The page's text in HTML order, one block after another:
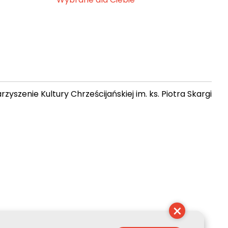
Kultury Chrześcijańskiej im. ks. Piotra Skargi
×